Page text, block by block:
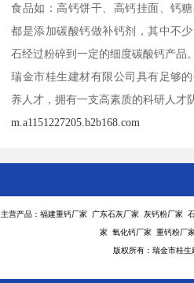
食品如：高钙饼干、高钙挂面、钙
都是添加碳酸钙做补钙剂，其中不
石经过粉碎到一定的细度碳酸钙产品。
瑞金市桂生建材有限公司具有足够
养人才，拥有一支高素质的科研人才
m.a1151227205.b2b168.com
主营产品：福建重钙厂家 广东石灰厂家 灰钙粉厂家
家 氧化钙厂家 重钙粉厂
版权所有：瑞金市桂生